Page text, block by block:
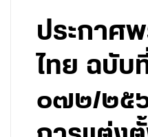
ประกาศ
ไทย ฉบับ
๐๗๒/๒๕๖